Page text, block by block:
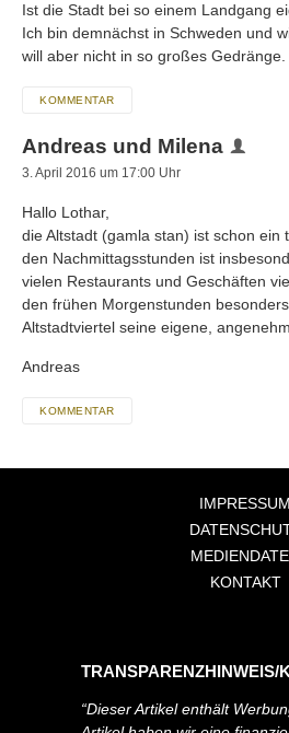
Ist die Stadt bei so einem Landgang
Ich bin demnächst in Schweden und
will aber nicht in so großes Gedränge.
KOMMENTAR
Andreas und Milena
3. April 2016 um 17:00 Uhr
Hallo Lothar,
die Altstadt (gamla stan) ist schon ein
den Nachmittagsstunden ist
vielen Restaurants und Geschäften
den frühen Morgenstunden
Altstadtviertel seine eigene,
Andreas
KOMMENTAR
IMPRESSUM
KONTAKT
TRANSPARENZHINWEIS/
“Dieser Artikel enthält